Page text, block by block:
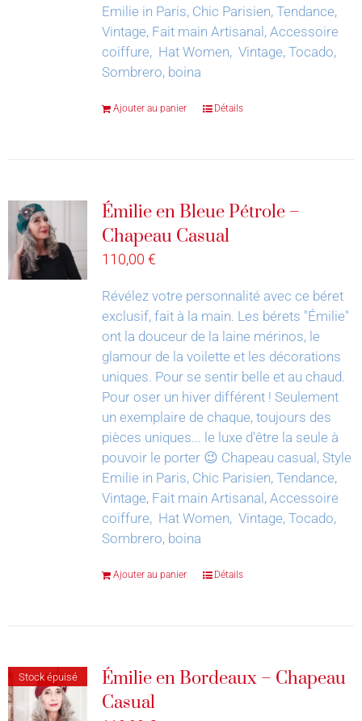
Emilie in Paris, Chic Parisien, Tendance,
Vintage, Fait main Artisanal, Accessoire
coiffure, Hat Women, Vintage, Tocado,
Sombrero, boina
Ajouter au panier Détails
Émilie en Bleue Pétrole –
Chapeau Casual
110,00 €
Révélez votre personnalité avec ce béret
exclusif, fait à la main. Les bérets "Émilie"
ont la douceur de la laine mérinos, le
glamour de la voilette et les décorations
uniques. Pour se sentir belle et au chaud.
Pour oser un hiver différent ! Seulement
un exemplaire de chaque, toujours des
pièces uniques... le luxe d'être la seule à
pouvoir le porter 😉 Chapeau casual, Style
Emilie in Paris, Chic Parisien, Tendance,
Vintage, Fait main Artisanal, Accessoire
coiffure, Hat Women, Vintage, Tocado,
Sombrero, boina
Ajouter au panier Détails
Stock épuisé
Émilie en Bordeaux – Chapeau
Casual